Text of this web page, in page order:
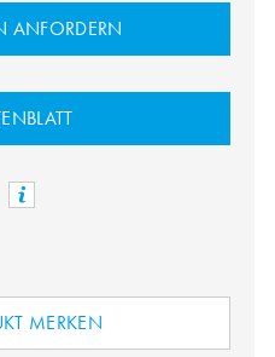
ANFORDERN
MERKEN